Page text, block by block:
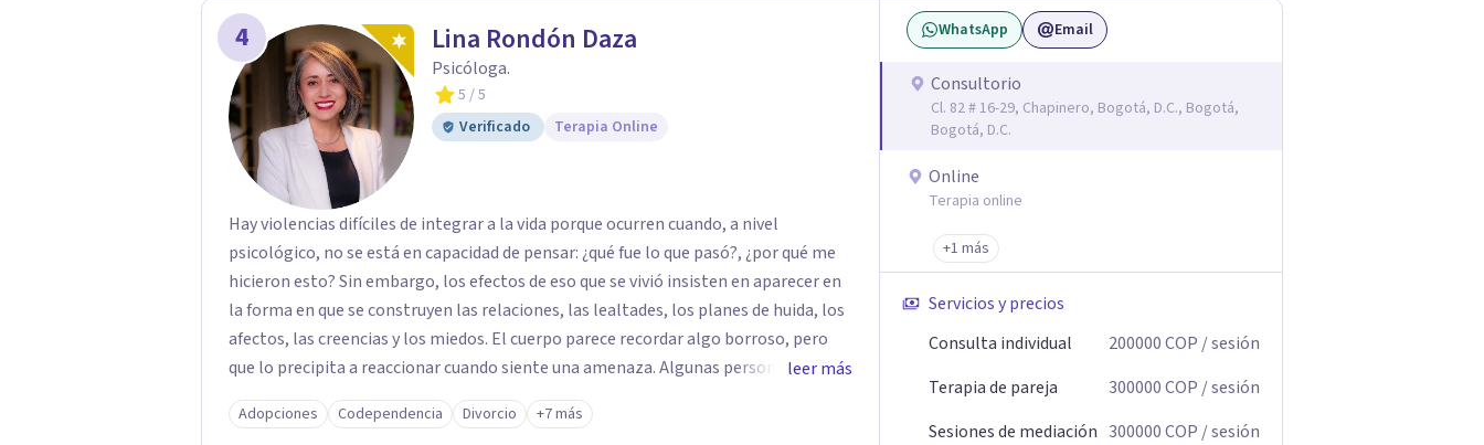
4 Lina Rondón Daza
Psicóloga.
5 / 5
Verificado
Terapia Online
Hay violencias difíciles de integrar a la vida porque ocurren cuando, a nivel
psicológico, no se está en capacidad de pensar: ¿qué fue lo que pasó?, ¿por qué me
hicieron esto? Sin embargo, los efectos de eso que se vivió insisten en aparecer en
la forma en que se construyen las relaciones, las lealtades, los planes de huida, los
afectos, las creencias y los miedos. El cuerpo parece recordar algo borroso, pero
que lo precipita a reaccionar cuando siente una amenaza. Algunas personas
parecen notar que algo pasa y, de vez en cuando, en la propia persona aparece la
pregunta: ¿tendrá que ver esto con lo que me pasó? De las violencias es difícil
leer más
Adopciones Codependencia Divorcio +7 más
WhatsApp Email
Consultorio
Cl. 82 # 16-29, Chapinero, Bogotá, D.C., Bogotá,
Bogotá, D.C.
Online
Terapia online
+1 más
Servicios y precios
Consulta individual
200000COP / sesión
Terapia de pareja
300000COP / sesión
Sesiones de mediación 300000COP / sesión